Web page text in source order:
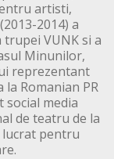
artisti,
2014) a
VUNK si a
Minunilor,
reprezentant
Romanian PR
social media
de teatru de la
lucrat pentru